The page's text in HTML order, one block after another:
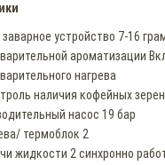
заварное устройство 7-16
ароматизации
нагрева
наличия кофейных зерен
насос 19 бар
термоблок 2
жидкости 2 синхронно